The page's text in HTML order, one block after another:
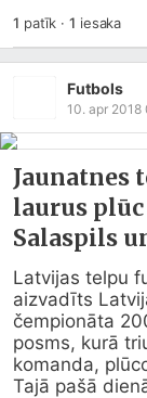
1 patīk ·1 iesaka
Futbols
10. apr 2018
Jaunatnes
laurus plūc
Salaspils
Latvijas telpu
aizvadīts
čempionāta
posms, kurā
komanda,
Tajā pašā